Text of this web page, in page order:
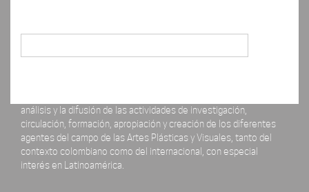
análisis y la difusión de las actividades de investigación,
circulación, formación, apropiación y creación de los diferentes
agentes del campo de las Artes Plásticas y Visuales, tanto del
contexto colombiano como del internacional, con especial
interés en Latinoamérica.